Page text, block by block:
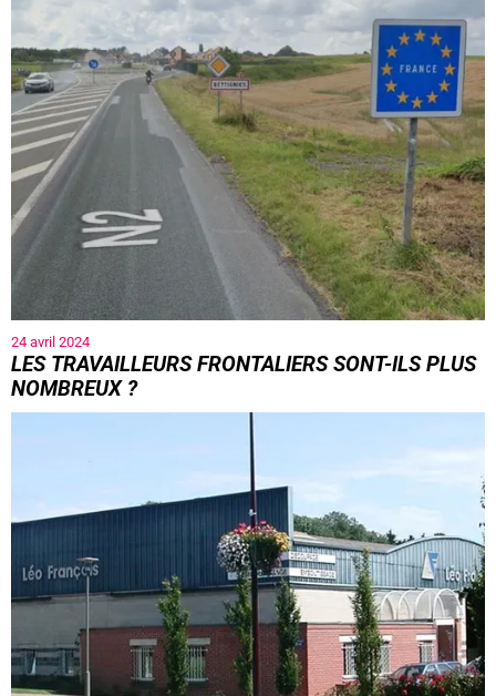
24 avril 2024
LES TRAVAILLEURS FRONTALIERS SONT-ILS PLUS
NOMBREUX ?